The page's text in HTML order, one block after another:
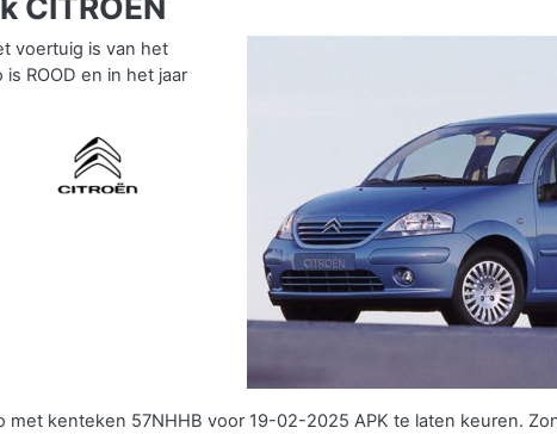
voertuig is van het
ROOD en in het jaar
kenteken 57NHHB voor 19-02-2025 APK te laten keuren.